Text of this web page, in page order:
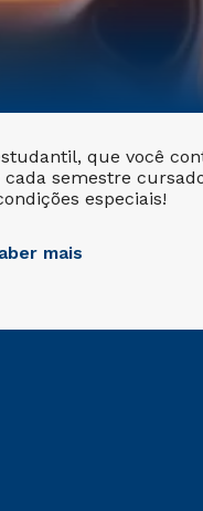
que você
semestre
especiais!
mais